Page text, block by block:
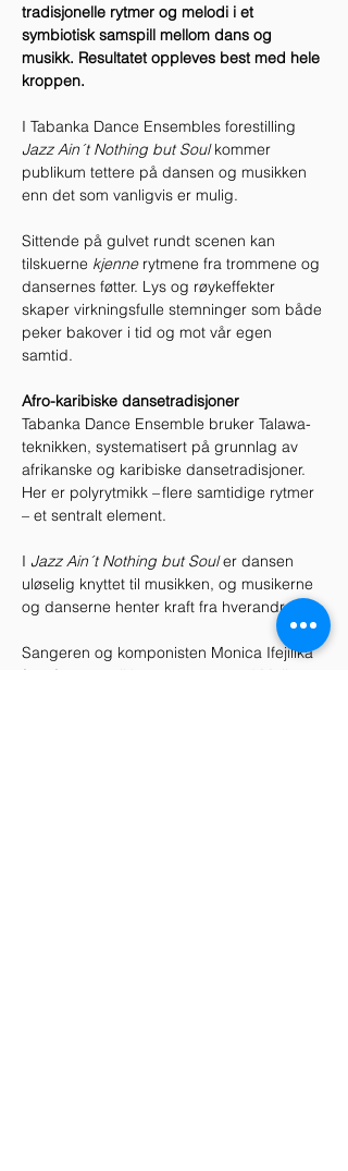
tradisjonelle rytmer og melodi i et
symbiotisk samspill mellom dans og
musikk. Resultatet oppleves best med hele
kroppen.
I Tabanka Dance Ensembles forestilling
Jazz Ain´t Nothing but Soul kommer
publikum tettere på dansen og musikken
enn det som vanligvis er mulig.
Sittende på gulvet rundt scenen kan
tilskuerne kjenne rytmene fra trommene og
dansernes føtter. Lys og røykeffekter
skaper virkningsfulle stemninger som både
peker bakover i tid og mot vår egen
samtid.
Afro-karibiske dansetradisjoner
Tabanka Dance Ensemble bruker Talawa-
teknikken, systematisert på grunnlag av
afrikanske og karibiske dansetradisjoner.
Her er polyrytmikk – flere samtidige rytmer
– et sentralt element.
I Jazz Ain´t Nothing but Soul er dansen
uløselig knyttet til musikken, og musikerne
og danserne henter kraft fra hverandre.
Sangeren og komponisten Monica Ifejilika
framfører musikken sammen med Malis